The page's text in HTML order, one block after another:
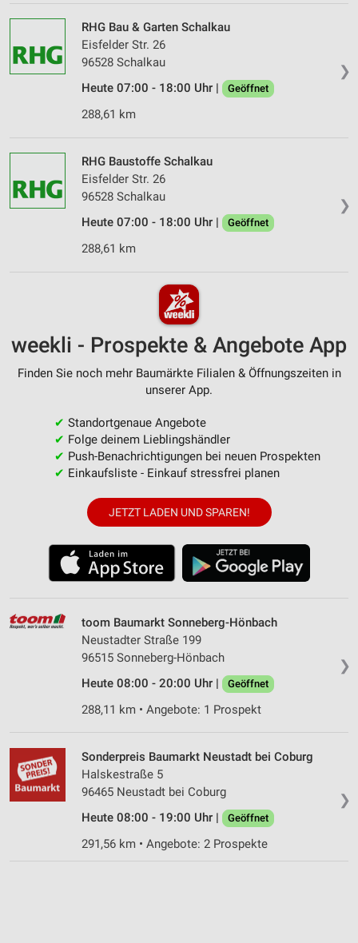
❯
RHG Bau & Garten Schalkau
Eisfelder Str. 26
96528 Schalkau
Heute 07:00 - 18:00 Uhr |
Geöffnet
288,61 km
❯
RHG Baustoffe Schalkau
Eisfelder Str. 26
96528 Schalkau
Heute 07:00 - 18:00 Uhr |
Geöffnet
288,61 km
weekli - Prospekte & Angebote App
Finden Sie noch mehr Baumärkte Filialen & Öffnungszeiten in
unserer App.
✔ Standortgenaue Angebote
✔ Folge deinem Lieblingshändler
✔ Push-Benachrichtigungen bei neuen Prospekten
✔ Einkaufsliste - Einkauf stressfrei planen
JETZT LADEN UND SPAREN!
❯
toom Baumarkt Sonneberg-Hönbach
Neustadter Straße 199
96515 Sonneberg-Hönbach
Heute 08:00 - 20:00 Uhr |
Geöffnet
288,11 km • Angebote: 1 Prospekt
❯
Sonderpreis Baumarkt Neustadt bei Coburg
Halskestraße 5
96465 Neustadt bei Coburg
Heute 08:00 - 19:00 Uhr |
Geöffnet
291,56 km • Angebote: 2 Prospekte